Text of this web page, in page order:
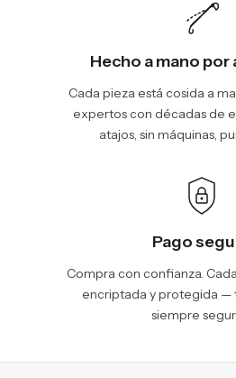
Hecho a mano
Cada pieza está cosida a
expertos con décadas de
atajos, sin máquinas,
Pago
Compra con confianza.
encriptada y protegida —
siempre